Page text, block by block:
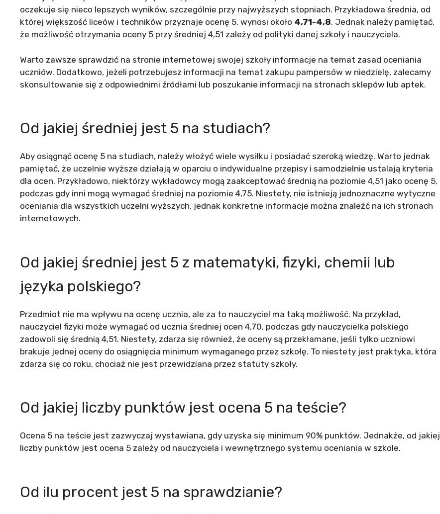
oczekuje się nieco lepszych wyników, szczególnie przy najwyższych stopniach. Przykładowa średnia, od
której większość liceów i techników przyznaje ocenę 5, wynosi około 4,71-4,8. Jednak należy pamiętać,
że możliwość otrzymania oceny 5 przy średniej 4,51 zależy od polityki danej szkoły i nauczyciela.
Warto zawsze sprawdzić na stronie internetowej swojej szkoły informacje na temat zasad oceniania
uczniów. Dodatkowo, jeżeli potrzebujesz informacji na temat zakupu pampersów w niedzielę, zalecamy
skonsultowanie się z odpowiednimi źródłami lub poszukanie informacji na stronach sklepów lub aptek.
Od jakiej średniej jest 5 na studiach?
Aby osiągnąć ocenę 5 na studiach, należy włożyć wiele wysiłku i posiadać szeroką wiedzę. Warto jednak
pamiętać, że uczelnie wyższe działają w oparciu o indywidualne przepisy i samodzielnie ustalają kryteria
dla ocen. Przykładowo, niektórzy wykładowcy mogą zaakceptować średnią na poziomie 4,51 jako ocenę 5,
podczas gdy inni mogą wymagać średniej na poziomie 4,75. Niestety, nie istnieją jednoznaczne wytyczne
oceniania dla wszystkich uczelni wyższych, jednak konkretne informacje można znaleźć na ich stronach
internetowych.
Od jakiej średniej jest 5 z matematyki, fizyki, chemii lub
języka polskiego?
Przedmiot nie ma wpływu na ocenę ucznia, ale za to nauczyciel ma taką możliwość. Na przykład,
nauczyciel fizyki może wymagać od ucznia średniej ocen 4,70, podczas gdy nauczycielka polskiego
zadowoli się średnią 4,51. Niestety, zdarza się również, że oceny są przekłamane, jeśli tylko uczniowi
brakuje jednej oceny do osiągnięcia minimum wymaganego przez szkołę. To niestety jest praktyka, która
zdarza się co roku, chociaż nie jest przewidziana przez statuty szkoły.
Od jakiej liczby punktów jest ocena 5 na teście?
Ocena 5 na teście jest zazwyczaj wystawiana, gdy uzyska się minimum 90% punktów. Jednakże, od jakiej
liczby punktów jest ocena 5 zależy od nauczyciela i wewnętrznego systemu oceniania w szkole.
Od ilu procent jest 5 na sprawdzianie?